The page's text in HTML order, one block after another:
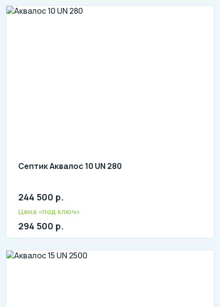
Септик Аквалос 10 UN 280
Количество человек: 8-10
литров в сутки: 2000
244 500 р.
Цена «под ключ»
294 500 р.